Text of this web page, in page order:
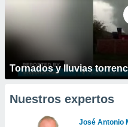
Tornados y lluvias
Nuestros expertos
José Antonio